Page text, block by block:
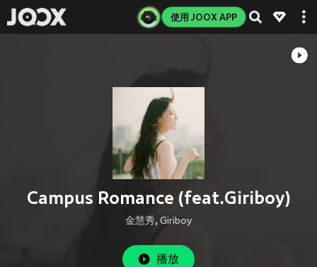
使用 JOOX APP
Campus Romance (feat.Giriboy)
金慧秀, Giriboy
播放